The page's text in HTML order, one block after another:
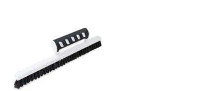
Leverantörens artikelnummer: 397-